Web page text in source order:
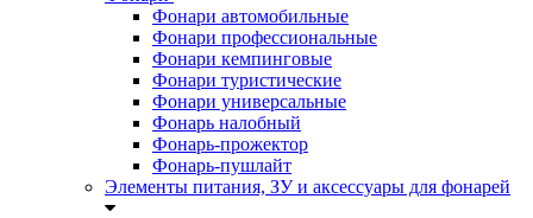
Фонари автомобильные
Фонари профессиональные
Фонари кемпинговые
Фонари туристические
Фонари универсальные
Фонарь налобный
Фонарь-прожектор
Фонарь-пушлайт
Элементы питания, ЗУ и аксессуары для фонарей